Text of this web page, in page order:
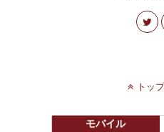
トッ
モバイル